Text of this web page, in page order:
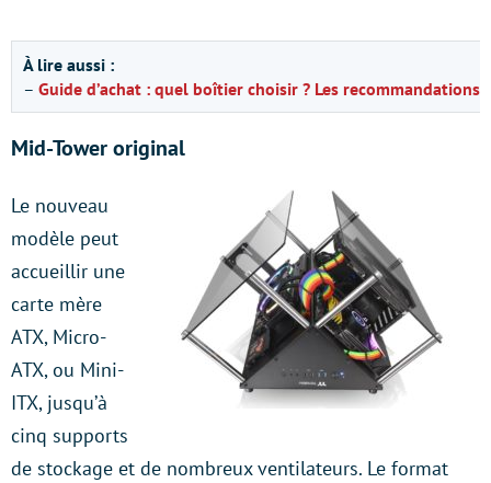
À lire aussi :
– Guide d’achat : quel boîtier choisir ? Les recommandations
Mid-Tower original
Le nouveau
modèle peut
accueillir une
carte mère
ATX, Micro-
ATX, ou Mini-
ITX, jusqu’à
cinq supports
de stockage et de nombreux ventilateurs. Le format